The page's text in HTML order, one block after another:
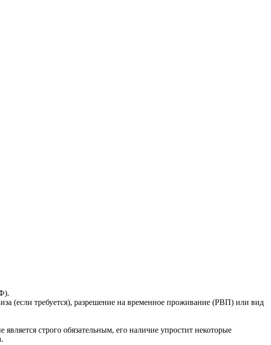
(если требуется), разрешение на временное проживание (РВП) или вид
строго обязательным, его наличие упростит некоторые